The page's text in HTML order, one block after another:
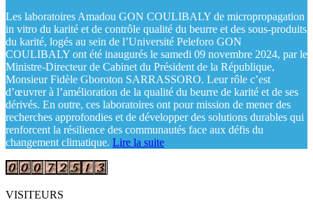
Les laboratoires Amadou GON COULIBALY de micropropagation
in vitro du karité et de contrôle qualité du beurre et des sous-produits
du karité, logés au sein de l’Université Peleforo GON
COULIBALY ont été inaugurés le samedi 09 novembre 2024, par le
Ministre-Directeur de Cabinet du Président de la République,
Monsieur Fidèle Gboroton SARRASSORO. Leur rôle c’est
d’œuvrer à l’amélioration de la qualité du beurre de karité et de ses
dérivés. En outre, ces laboratoires ont pour mission de mener des
recherches approfondies et de développer des solutions durables qui
renforcent la résilience des communautés face aux défis du
changement climatique. Lire la suite
VISITEURS